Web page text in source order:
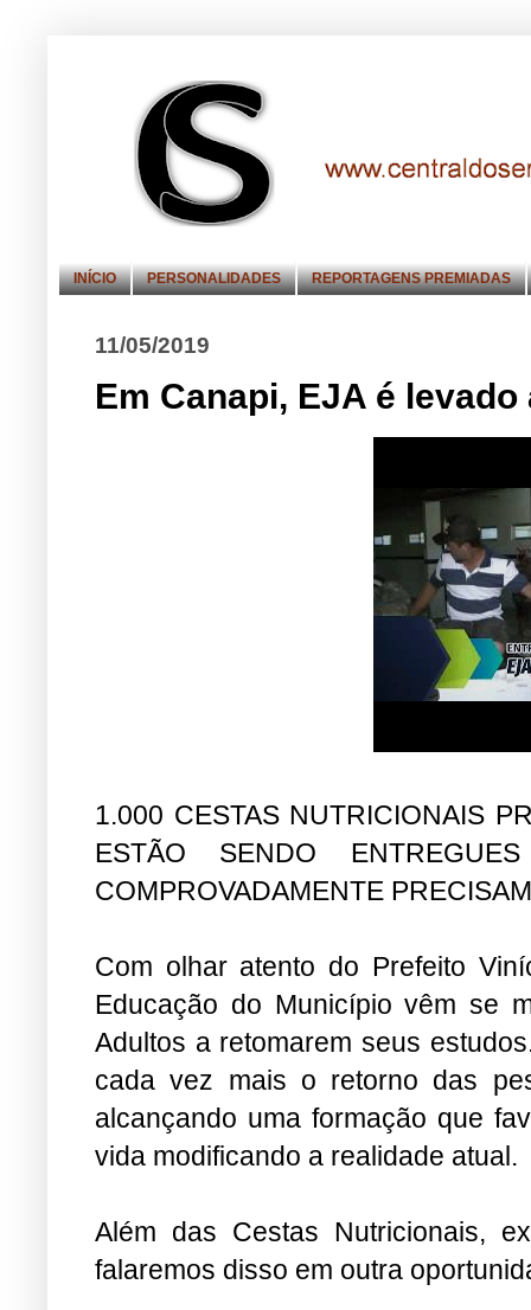
INÍCIO PERSONALIDADES REPORTAGENS PREMIADAS
11/05/2019
Em Canapi, EJA é
​1.000 CESTAS NUTRICIONAIS
ESTÃO SENDO
COMPROVADAMENTE
Com olhar atento do Prefeito
Educação do Município vêm se
Adultos a retomarem seus
cada vez mais o retorno das
alcançando uma formação que
vida modificando a realidade atual.
Além das Cestas Nutricionais,
falaremos disso em outra